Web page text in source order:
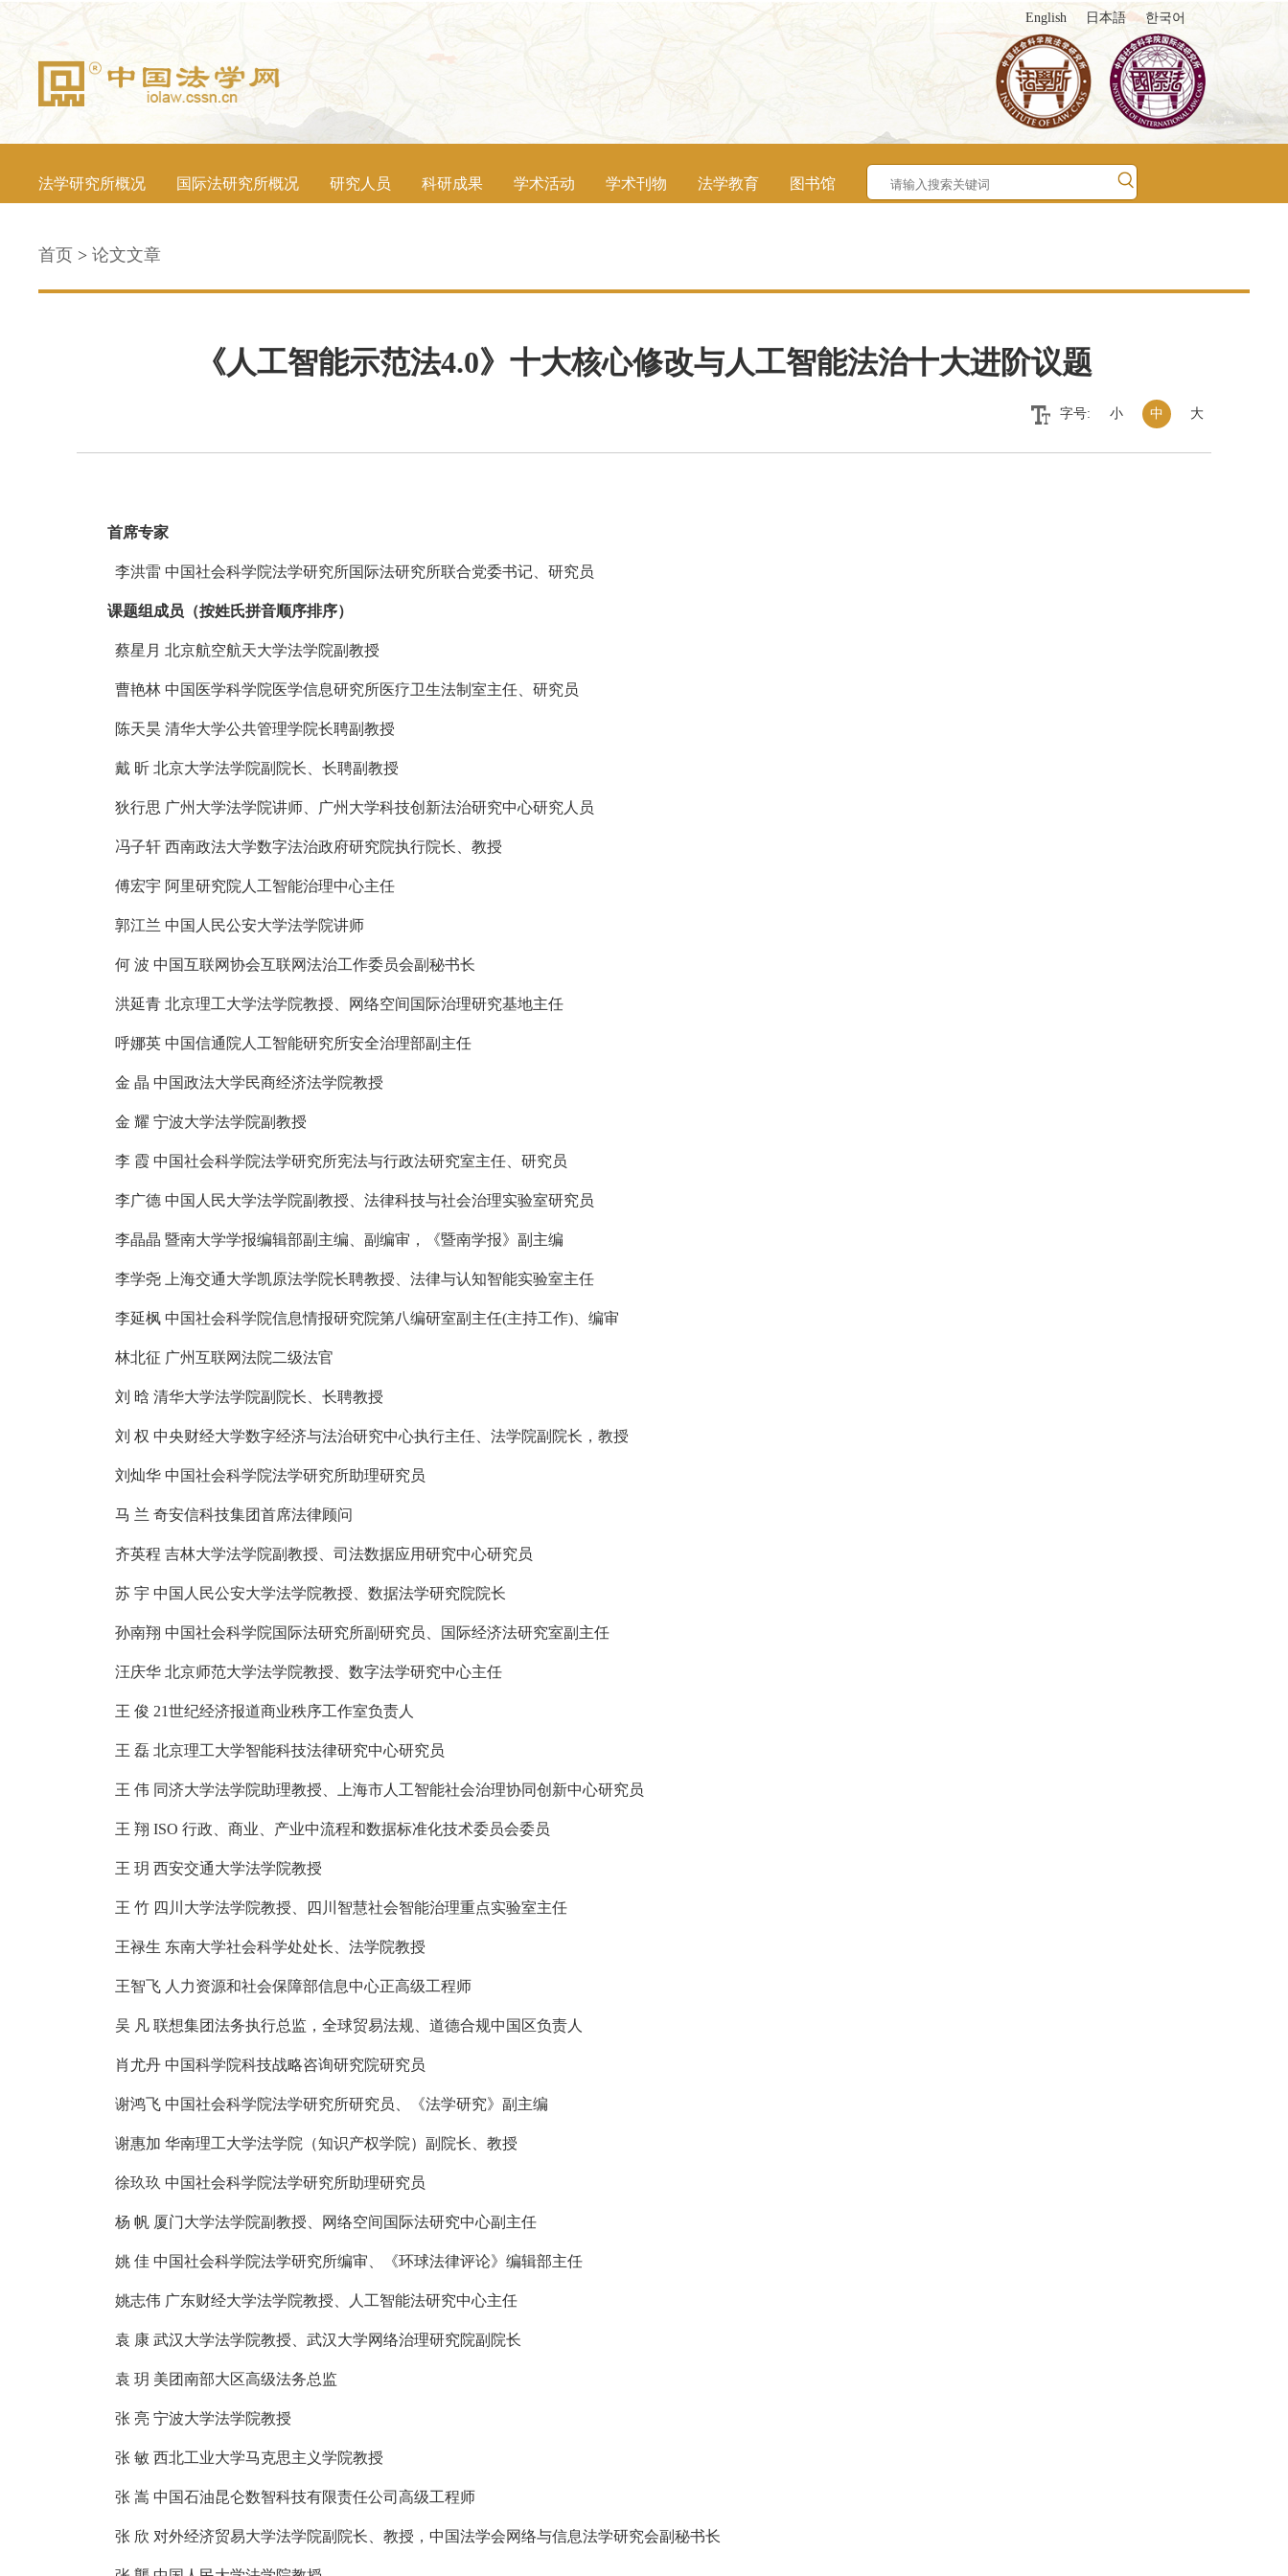
English 日本語 한국어
法学研究所概况 国际法研究所概况 研究人员 科研成果 学术活动 学术刊物 法学教育 图书馆
首页 > 论文文章
《人工智能示范法4.0》十大核心修改与人工智能法治十大进阶议题
字号: 小 中 大
首席专家
李洪雷 中国社会科学院法学研究所国际法研究所联合党委书记、研究员
课题组成员（按姓氏拼音顺序排序）
蔡星月 北京航空航天大学法学院副教授
曹艳林 中国医学科学院医学信息研究所医疗卫生法制室主任、研究员
陈天昊 清华大学公共管理学院长聘副教授
戴 昕 北京大学法学院副院长、长聘副教授
狄行思 广州大学法学院讲师、广州大学科技创新法治研究中心研究人员
冯子轩 西南政法大学数字法治政府研究院执行院长、教授
傅宏宇 阿里研究院人工智能治理中心主任
郭江兰 中国人民公安大学法学院讲师
何 波 中国互联网协会互联网法治工作委员会副秘书长
洪延青 北京理工大学法学院教授、网络空间国际治理研究基地主任
呼娜英 中国信通院人工智能研究所安全治理部副主任
金 晶 中国政法大学民商经济法学院教授
金 耀 宁波大学法学院副教授
李 霞 中国社会科学院法学研究所宪法与行政法研究室主任、研究员
李广德 中国人民大学法学院副教授、法律科技与社会治理实验室研究员
李晶晶 暨南大学学报编辑部副主编、副编审，《暨南学报》副主编
李学尧 上海交通大学凯原法学院长聘教授、法律与认知智能实验室主任
李延枫 中国社会科学院信息情报研究院第八编研室副主任(主持工作)、编审
林北征 广州互联网法院二级法官
刘 晗 清华大学法学院副院长、长聘教授
刘 权 中央财经大学数字经济与法治研究中心执行主任、法学院副院长，教授
刘灿华 中国社会科学院法学研究所助理研究员
马 兰 奇安信科技集团首席法律顾问
齐英程 吉林大学法学院副教授、司法数据应用研究中心研究员
苏 宇 中国人民公安大学法学院教授、数据法学研究院院长
孙南翔 中国社会科学院国际法研究所副研究员、国际经济法研究室副主任
汪庆华 北京师范大学法学院教授、数字法学研究中心主任
王 俊 21世纪经济报道商业秩序工作室负责人
王 磊 北京理工大学智能科技法律研究中心研究员
王 伟 同济大学法学院助理教授、上海市人工智能社会治理协同创新中心研究员
王 翔 ISO 行政、商业、产业中流程和数据标准化技术委员会委员
王 玥 西安交通大学法学院教授
王 竹 四川大学法学院教授、四川智慧社会智能治理重点实验室主任
王禄生 东南大学社会科学处处长、法学院教授
王智飞 人力资源和社会保障部信息中心正高级工程师
吴 凡 联想集团法务执行总监，全球贸易法规、道德合规中国区负责人
肖尤丹 中国科学院科技战略咨询研究院研究员
谢鸿飞 中国社会科学院法学研究所研究员、《法学研究》副主编
谢惠加 华南理工大学法学院（知识产权学院）副院长、教授
徐玖玖 中国社会科学院法学研究所助理研究员
杨 帆 厦门大学法学院副教授、网络空间国际法研究中心副主任
姚 佳 中国社会科学院法学研究所编审、《环球法律评论》编辑部主任
姚志伟 广东财经大学法学院教授、人工智能法研究中心主任
袁 康 武汉大学法学院教授、武汉大学网络治理研究院副院长
袁 玥 美团南部大区高级法务总监
张 亮 宁波大学法学院教授
张 敏 西北工业大学马克思主义学院教授
张 嵩 中国石油昆仑数智科技有限责任公司高级工程师
张 欣 对外经济贸易大学法学院副院长、教授，中国法学会网络与信息法学研究会副秘书长